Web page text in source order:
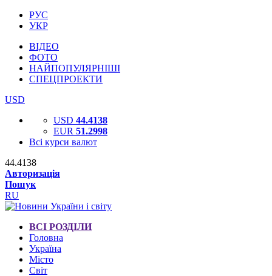
РУС
УКР
ВІДЕО
ФОТО
НАЙПОПУЛЯРНІШІ
СПЕЦПРОЕКТИ
USD
USD 44.4138
EUR 51.2998
Всі курси валют
44.4138
Авторизація
Пошук
RU
ВСІ РОЗДІЛИ
Головна
Україна
Місто
Світ